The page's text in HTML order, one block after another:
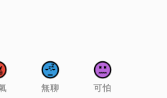
無聊
可怕